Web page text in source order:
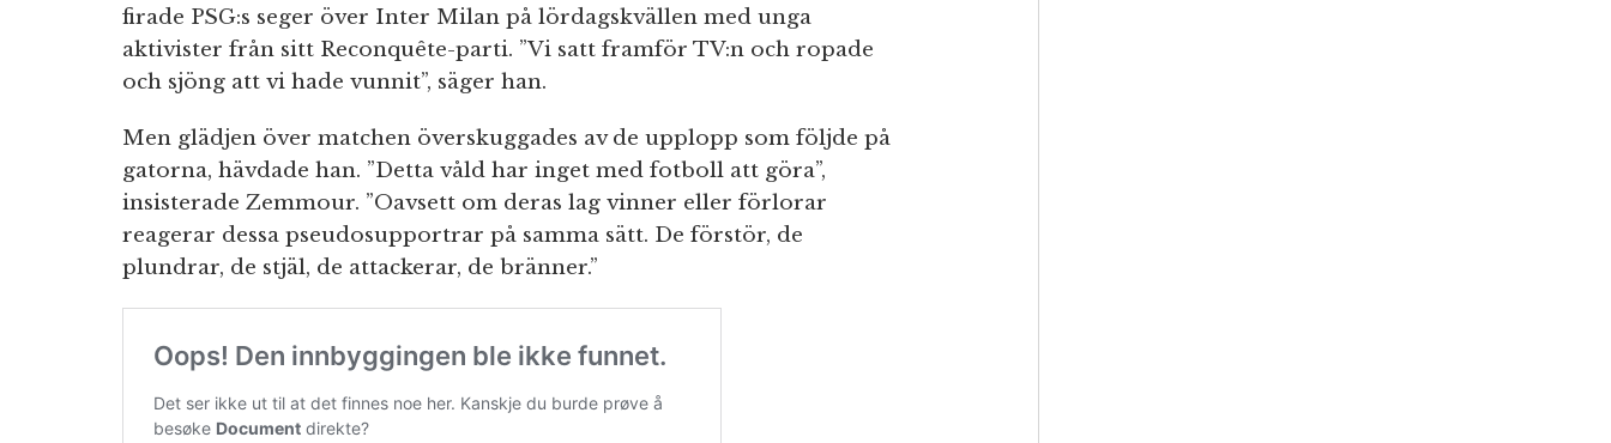
firade PSG:s seger över Inter Milan på lördagskvällen med unga
aktivister från sitt Reconquête-parti. ”Vi satt framför TV:n och ropade
och sjöng att vi hade vunnit”, säger han.
Men glädjen över matchen överskuggades av de upplopp som följde på
gatorna, hävdade han. ”Detta våld har inget med fotboll att göra”,
insisterade Zemmour. ”Oavsett om deras lag vinner eller förlorar
reagerar dessa pseudosupportrar på samma sätt. De förstör, de
plundrar, de stjäl, de attackerar, de bränner.”